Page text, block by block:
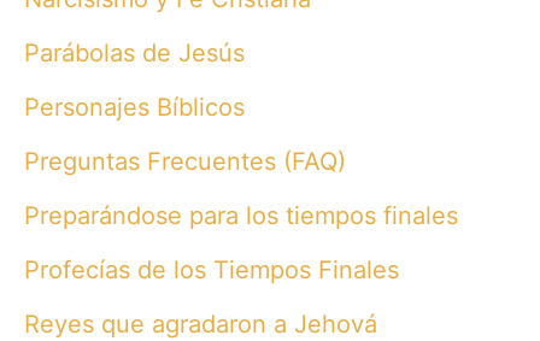
Parábolas de Jesús
Personajes Bíblicos
Preguntas Frecuentes (FAQ)
Preparándose para los tiempos finales
Profecías de los Tiempos Finales
Reyes que agradaron a Jehová